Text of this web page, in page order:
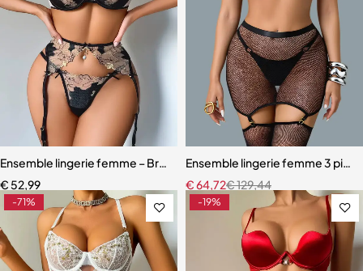
Ensemble lingerie femme – Broderie française et anneaux
€ 52,99
Ensemble lingerie femme 3
€129,44
€64,72
-71% -19%